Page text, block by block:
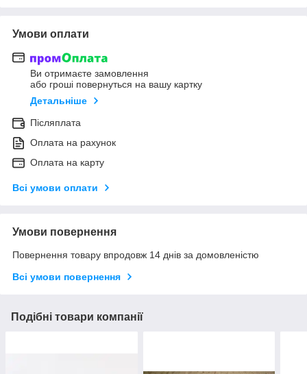
Умови оплати
Ви отримаєте замовлення
або гроші повернуться на вашу картку
Детальніше
Післяплата
Оплата на рахунок
Оплата на карту
Всі умови оплати
Умови повернення
Повернення товару впродовж 14 днів за домовленістю
Всі умови повернення
Подібні товари компанії